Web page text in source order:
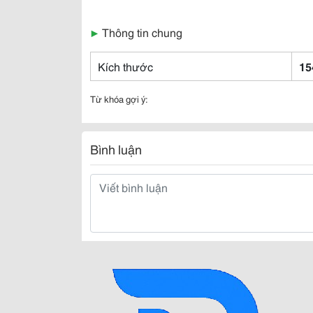
▶ Thông tin chung
Kích thước
Từ khóa gợi ý:
Bình luận